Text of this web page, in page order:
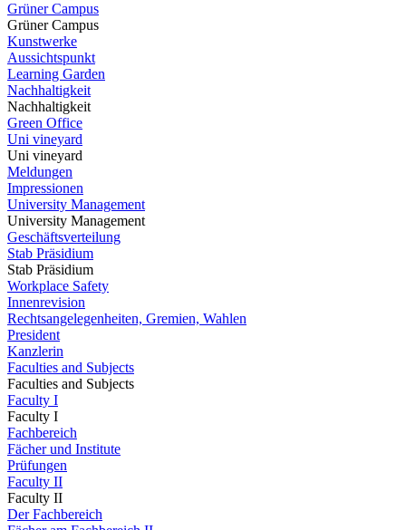
Grüner Campus
Grüner Campus
Kunstwerke
Aussichtspunkt
Learning Garden
Nachhaltigkeit
Nachhaltigkeit
Green Office
Uni vineyard
Uni vineyard
Meldungen
Impressionen
University Management
University Management
Geschäftsverteilung
Stab Präsidium
Stab Präsidium
Workplace Safety
Innenrevision
Rechtsangelegenheiten, Gremien, Wahlen
President
Kanzlerin
Faculties and Subjects
Faculties and Subjects
Faculty I
Faculty I
Fachbereich
Fächer und Institute
Prüfungen
Faculty II
Faculty II
Der Fachbereich